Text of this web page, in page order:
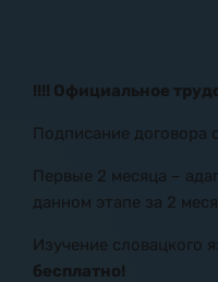
!!!! Официальное
Подписание договора
Первые 2 месяца –
данном этапе за 2
Изучение словацкого
бесплатно!